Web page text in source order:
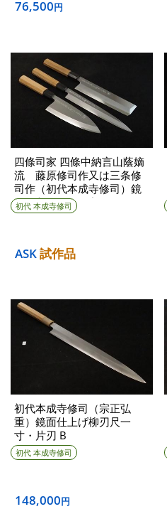
76,500円
四條司家 四條中納言山蔭嫡
流 藤原修司作又は三条修
司作（初代本成寺修司）鏡
面 3本セット（小）1998年
①
初代 本成寺修司
ASK試作品
初代本成寺修司（宗正弘
重）鏡面仕上げ柳刃尺一
寸・片刃 B
初代 本成寺修司
148,000円